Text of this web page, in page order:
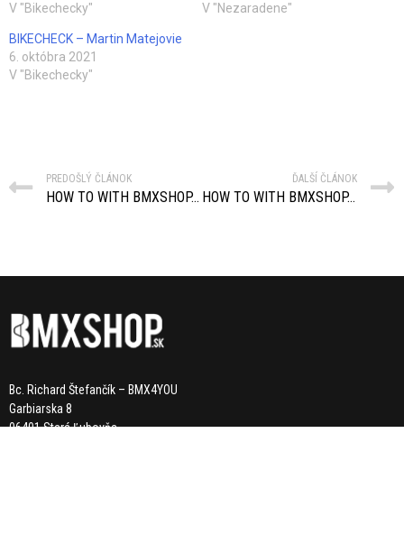
V "Bikechecky"
V "Nezaradene"
BIKECHECK – Martin Matejovie
6. októbra 2021
V "Bikechecky"
PREDOŠLÝ ČLÁNOK
HOW TO WITH BMXSHOP.SK – BEHIND THE SCENES (BONUS)
ĎALŠÍ ČLÁNOK
HOW TO WITH BMXSHOP.SK – EPIZÓDA 8: FOOTJAM TAILWHIP
Bc. Richard Štefančík – BMX4YOU
Garbiarska 8
06401 Stará Ľubovňa